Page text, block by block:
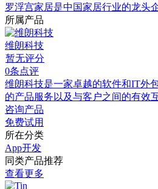
罗浮宫家居是中国家居行业的龙头
所属产品
维朗科技
暂无评分
0条点评
维朗科技是一家卓越的软件和IT外
的产品服务以及与客户之间的有效
咨询产品
免费试用
所在分类
App开发
同类产品推荐
查看更多